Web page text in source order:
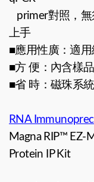
primer對照，
上手
■應用性廣：適
■方 便：內含樣
■省 時：磁珠系
RNA
Magna RIP™ EZ-
Protein IP Kit